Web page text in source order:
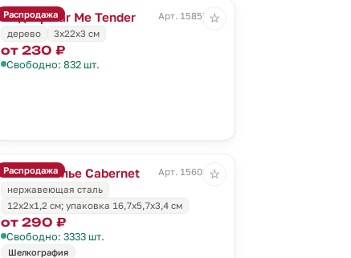
Распродажа
Мадлер Bar Me Tender
Арт. 15855.00
дерево
3х22х3 см
от 230 ₽
Свободно: 832 шт.
☆
Распродажа
Нож сомелье Cabernet
Арт. 15601.00
нержавеющая сталь
12х2х1,2 см; упаковка 16,7х5,7х3,4 см
от 290 ₽
Свободно: 3333 шт.
Шелкография
☆